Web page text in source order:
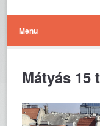
Menu
Mátyás 15